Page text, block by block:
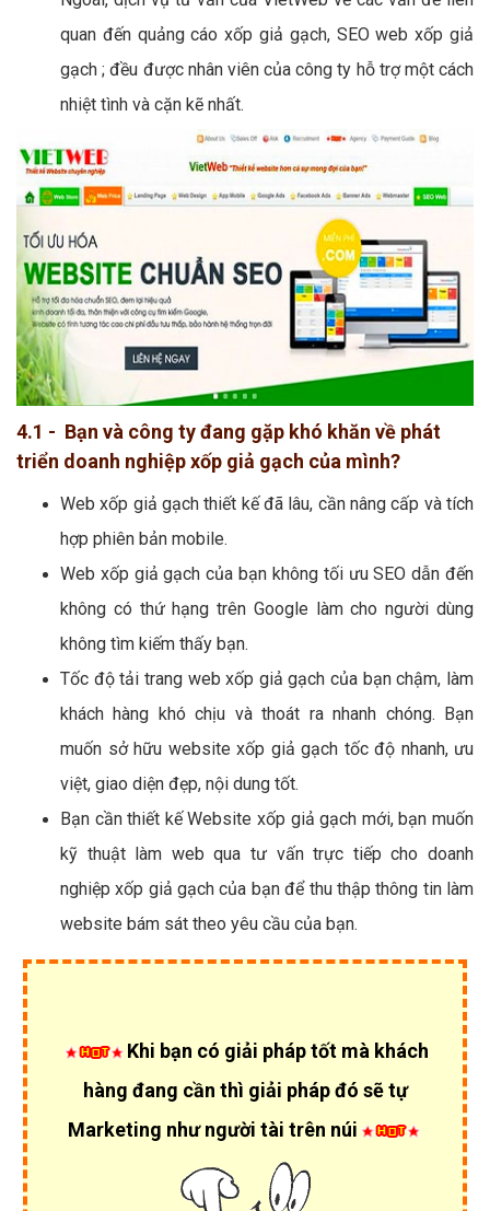
quan đến quảng cáo xốp giả gạch, SEO web xốp giả
gạch ; đều được nhân viên của công ty hỗ trợ một cách
nhiệt tình và cặn kẽ nhất.
4.1 - Bạn và công ty đang gặp khó khăn về phát
triển doanh nghiệp xốp giả gạch của mình?
Web xốp giả gạch thiết kế đã lâu, cần nâng cấp và tích
hợp phiên bản mobile.
Web xốp giả gạch của bạn không tối ưu SEO dẫn đến
không có thứ hạng trên Google làm cho người dùng
không tìm kiếm thấy bạn.
Tốc độ tải trang web xốp giả gạch của bạn chậm, làm
khách hàng khó chịu và thoát ra nhanh chóng. Bạn
muốn sở hữu website xốp giả gạch tốc độ nhanh, ưu
việt, giao diện đẹp, nội dung tốt.
Bạn cần thiết kế Website xốp giả gạch mới, bạn muốn
kỹ thuật làm web qua tư vấn trực tiếp cho doanh
nghiệp xốp giả gạch của bạn để thu thập thông tin làm
website bám sát theo yêu cầu của bạn.
Khi bạn có giải pháp tốt mà khách
hàng đang cần thì giải pháp đó sẽ tự
Marketing như người tài trên núi